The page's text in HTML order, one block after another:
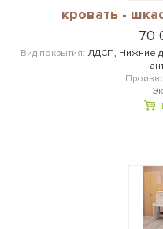
кровать -
70
Вид покрытия: ЛДСП, Нижние